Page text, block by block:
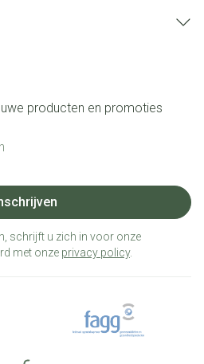
producten en promoties
schrijft u zich in voor onze
met onze privacy policy.